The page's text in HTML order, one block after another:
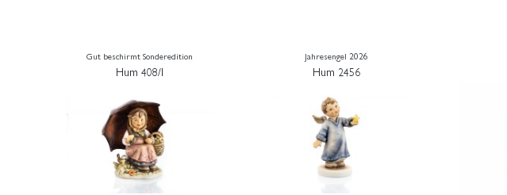
Gut beschirmt Sonderedition
Hum 408/I
Jahresengel 2026
Hum 2456